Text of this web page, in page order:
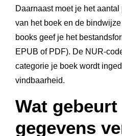
Daarnaast moet je het aantal
van het boek en de
books geef je het
EPUB of PDF). De NUR-
categorie je boek wordt
vindbaarheid.
Wat
gegevens